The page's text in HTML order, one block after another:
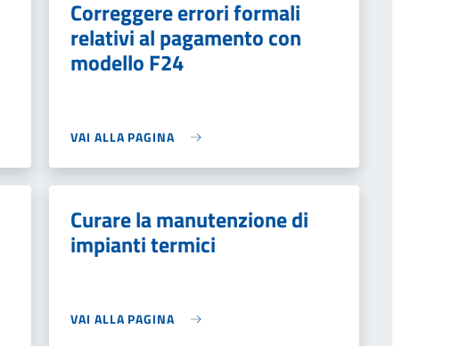
Correggere errori formali
relativi al pagamento con
modello F24
VAI ALLA PAGINA
Curare la manutenzione di
impianti termici
VAI ALLA PAGINA